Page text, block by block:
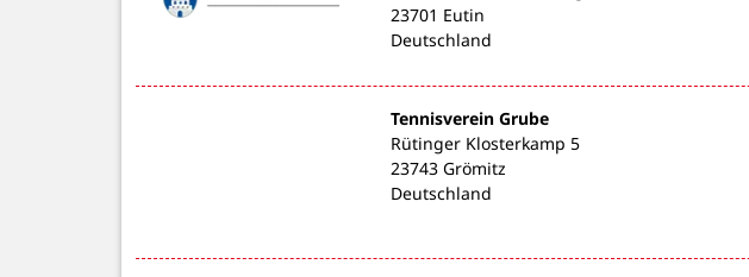
23701 Eutin
Deutschland
Tennisverein Grube
Rütinger Klosterkamp 5
23743 Grömitz
Deutschland